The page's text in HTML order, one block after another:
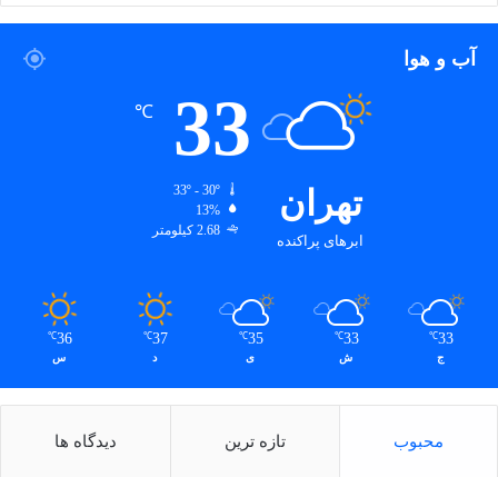
آب و هوا
تهران
ابرهای پراکنده
33
℃
13%
2.68 کیلومتر
33
℃
ج
33
℃
ش
35
℃
ی
37
℃
د
36
℃
س
محبوب تازه ترین دیدگاه ها